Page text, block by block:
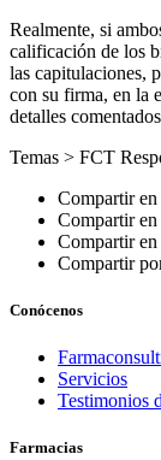
Realmente, si
calificación de los
las capitulaciones,
con su firma, en la
detalles
Temas > FCT
Compartir
Compartir
Compartir
Compartir
Conócenos
Servicios
Testimonios
Farmacias